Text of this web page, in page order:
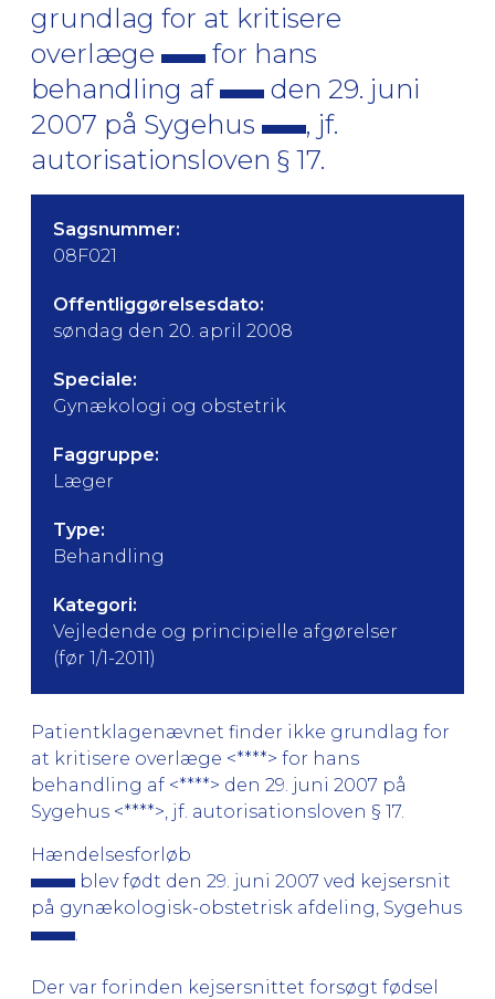
grundlag for at kritisere
overlæge
for hans
behandling af
den 29. juni
2007 på Sygehus
, jf.
autorisationsloven § 17.
Sagsnummer:
08F021
Offentliggørelsesdato:
søndag den 20. april 2008
Speciale:
Gynækologi og obstetrik
Faggruppe:
Læger
Type:
Behandling
Kategori:
Vejledende og principielle afgørelser
(før 1/1-2011)
Patientklagenævnet finder ikke grundlag for
at kritisere overlæge <****> for hans
behandling af <****> den 29. juni 2007 på
Sygehus <****>, jf. autorisationsloven § 17.
Hændelsesforløb
blev født den 29. juni 2007 ved kejsersnit
på gynækologisk-obstetrisk afdeling, Sygehus
Der var forinden kejsersnittet forsøgt fødsel